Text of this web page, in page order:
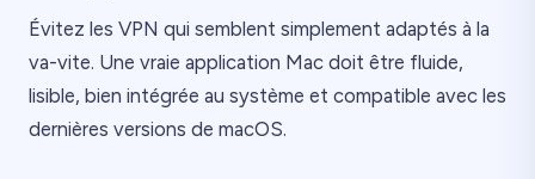
Évitez les VPN qui semblent simplement adaptés à la
va-vite. Une vraie application Mac doit être fluide,
lisible, bien intégrée au système et compatible avec les
dernières versions de macOS.